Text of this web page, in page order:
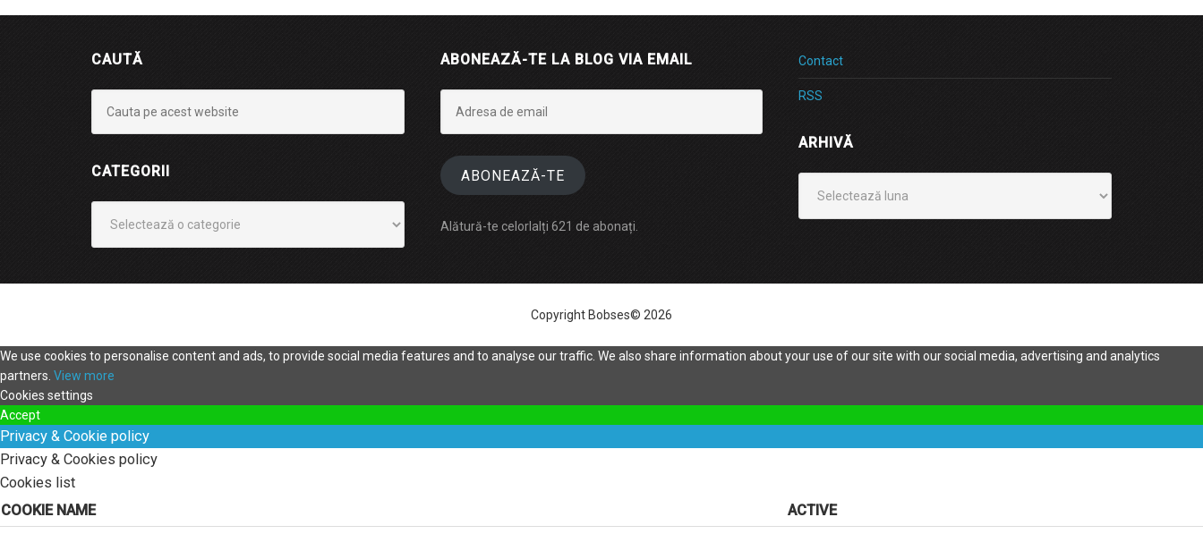
CAUTĂ
CATEGORII
ABONEAZĂ-TE LA BLOG VIA EMAIL
email
ABONEAZĂ-TE
Alătură-te celorlalți 621 de abonați.
Contact
RSS
ARHIVĂ
Copyright Bobses© 2026
We use cookies to personalise content and ads, to provide social media features and to analyse our traffic. We also share information about your use of our site with our social media, advertising and analytics
partners. View more
Cookies settings
Accept
Privacy & Cookie policy
Privacy & Cookies policy
Cookies list
COOKIE NAME
ACTIVE